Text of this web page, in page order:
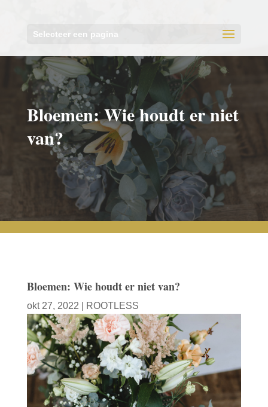
Selecteer een pagina
Bloemen: Wie houdt er niet
van?
Bloemen: Wie houdt er niet van?
okt 27, 2022 ROOTLESS